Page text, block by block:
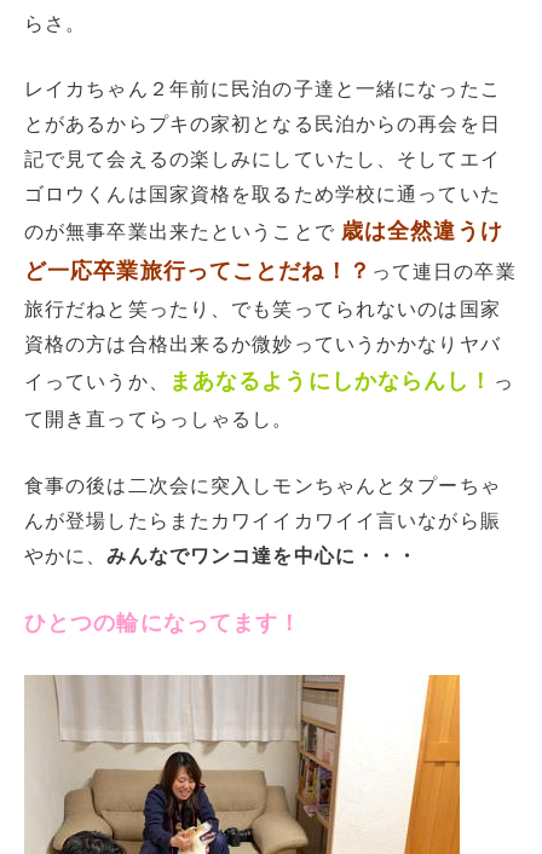
らさ。
レイカちゃん２年前に民泊の子達と一緒になったこ
とがあるからプキの家初となる民泊からの再会を日
記で見て会えるの楽しみにしていたし、そしてエイ
ゴロウくんは国家資格を取るため学校に通っていた
のが無事卒業出来たということで 歳は全然違うけ
ど一応卒業旅行ってことだね！？ って連日の卒業
旅行だねと笑ったり、でも笑ってられないのは国家
資格の方は合格出来るか微妙っていうかかなりヤバ
イっていうか、
まあなるようにしかならんし！
っ
て開き直ってらっしゃるし。
食事の後は二次会に突入しモンちゃんとタプーちゃ
んが登場したらまたカワイイカワイイ言いながら賑
やかに、みんなでワンコ達を中心に・・・
ひとつの輪になってます！